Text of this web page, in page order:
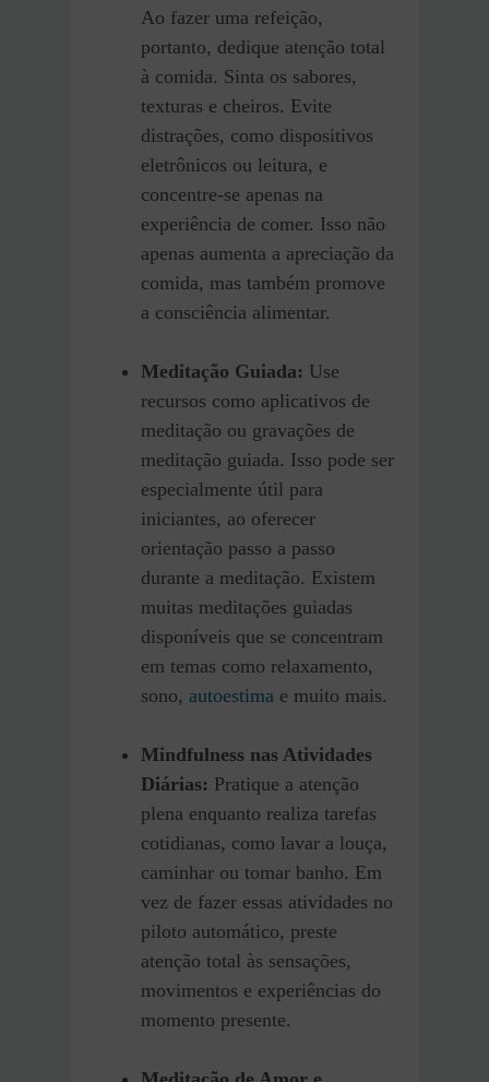
Ao fazer uma refeição,
portanto, dedique atenção total
à comida. Sinta os sabores,
texturas e cheiros. Evite
distrações, como dispositivos
eletrônicos ou leitura, e
concentre-se apenas na
experiência de comer. Isso não
apenas aumenta a apreciação da
comida, mas também promove
a consciência alimentar.
Meditação Guiada: Use
recursos como aplicativos de
meditação ou gravações de
meditação guiada. Isso pode ser
especialmente útil para
iniciantes, ao oferecer
orientação passo a passo
durante a meditação. Existem
muitas meditações guiadas
disponíveis que se concentram
em temas como relaxamento,
sono, autoestima e muito mais.
Mindfulness nas Atividades
Diárias: Pratique a atenção
plena enquanto realiza tarefas
cotidianas, como lavar a louça,
caminhar ou tomar banho. Em
vez de fazer essas atividades no
piloto automático, preste
atenção total às sensações,
movimentos e experiências do
momento presente.